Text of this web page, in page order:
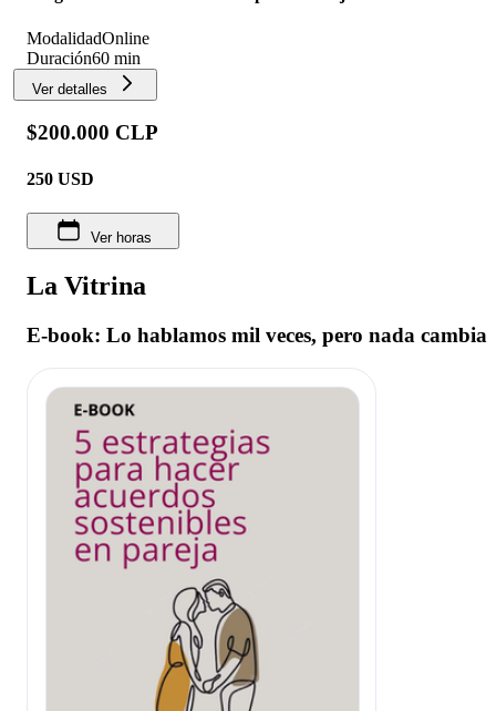
ModalidadOnline
Duración60 min
Ver detalles
$200.000 CLP
250 USD
Ver horas
La Vitrina
E-book: Lo hablamos mil veces, pero nada cambia